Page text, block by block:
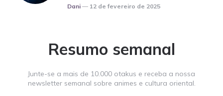
Posted
Dani 12 de fevereiro de 2025
Resumo semanal
Junte-se a mais de 10.000 otakus e receba a nossa
newsletter semanal sobre animes e cultura oriental.